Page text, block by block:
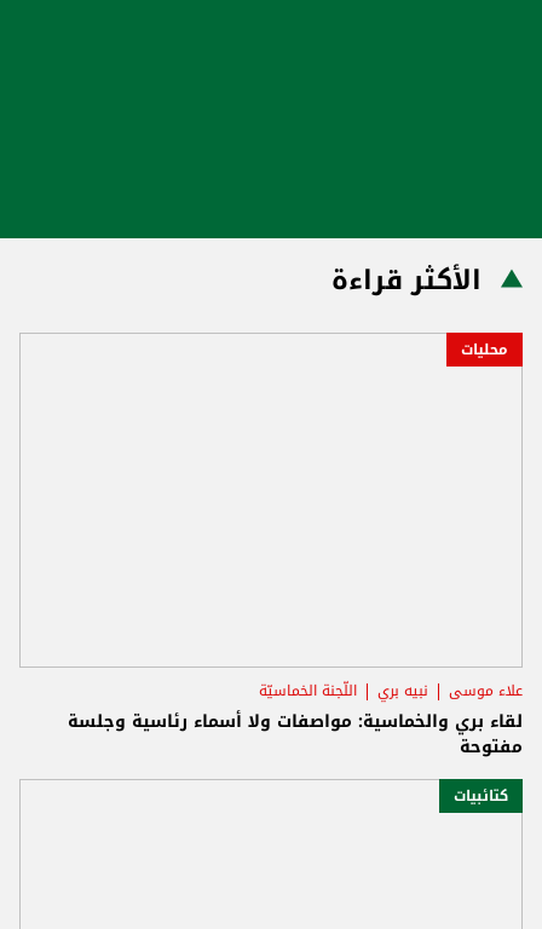
الأكثر قراءة
محليات
علاء موسى نبيه بري اللّجنة الخماسيّة
لقاء بري والخماسية: مواصفات ولا أسماء رئاسية وجلسة
مفتوحة
كتائبيات